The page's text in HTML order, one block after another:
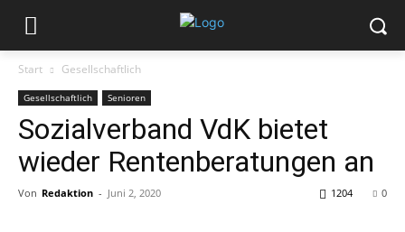
Start Gesellschaftlich
Gesellschaftlich Senioren
Sozialverband VdK bietet
wieder Rentenberatungen an
Von Redaktion - Juni 2, 2020 0
1204